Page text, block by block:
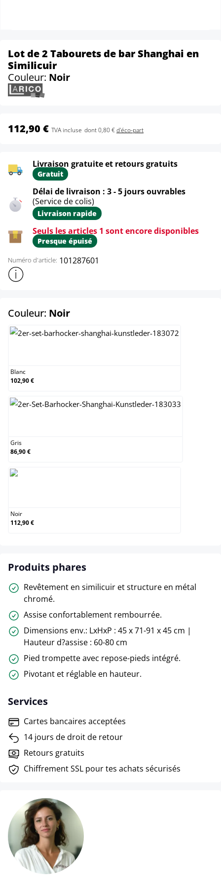
Lot de 2 Tabourets de bar Shanghai en
Similicuir
Couleur: Noir
112,90 € TVA incluse dont 0,80 €d'éco-part
Livraison gratuite et retours gratuits
Gratuit
Délai de livraison : 3 - 5 jours ouvrables
(Service de colis)
Livraison rapide
Seuls les articles 1 sont encore disponibles
Presque épuisé
Numéro d'article: 101287601
Afficher plus d'informations sur le produit
Couleur: Noirselect
Blanc
102,90 €
Gris
86,90 €
Noir
112,90 €
Produits phares
Revêtement en similicuir et structure en métal
chromé.
Assise confortablement rembourrée.
Dimensions env.: LxHxP : 45 x 71-91 x 45 cm |
Hauteur d?assise : 60-80 cm
Pied trompette avec repose-pieds intégré.
Pivotant et réglable en hauteur.
Services
Cartes bancaires acceptées
14 jours de droit de retour
Retours gratuits
Chiffrement SSL pour tes achats sécurisés